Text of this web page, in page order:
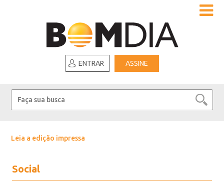
ENTRAR ASSINE
Leia a edição impressa
Social